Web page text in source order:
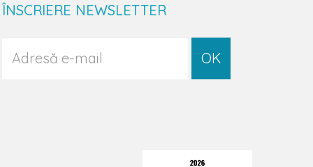
ÎNSCRIERE NEWSLETTER
OK